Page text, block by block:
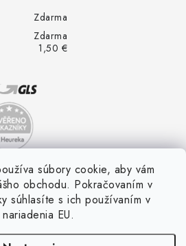
súbory cookie, aby vám
obchodu. Pokračovaním v
súhlasíte s ich používaním v
EU.
Zdarma
Zdarma
1,50 €